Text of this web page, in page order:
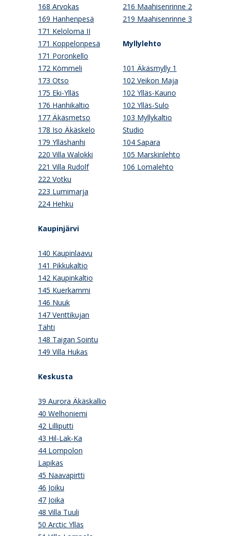
168 Arvokas
169 Hanhenpesä
171 Keloloma II
171 Koppelonpesä
171 Poronkello
172 Kömmeli
173 Otso
175 Eki-Ylläs
176 Hanhikaltio
177 Äkäsmetso
178 Iso Äkäskelo
179 Ylläshanhi
220 Villa Walokki
221 Villa Rudolf
222 Votku
223 Lumimarja
224 Hehku
Kaupinjärvi
140 Kaupinlaavu
141 Pikkukaltio
142 Kaupinkaltio
145 Kuerkammi
146 Nuuk
147 Venttikujan
Tähti
148 Taigan Sointu
149 Villa Hukas
Keskusta
39 Aurora Äkäskallio
40 Welhoniemi
42 Lilliputti
43 Hil-Lak-Ka
44 Lompolon
Lapikas
45 Naavapirtti
46 Joiku
47 Joika
48 Villa Tuuli
50 Arctic Ylläs
216 Maahisenrinne 2
219 Maahisenrinne 3
Myllylehto
101 Äkäsmylly 1
102 Veikon Maja
102 Ylläs-Kauno
102 Ylläs-Sulo
103 Myllykaltio
Studio
104 Sapara
105 Marskinlehto
106 Lomalehto